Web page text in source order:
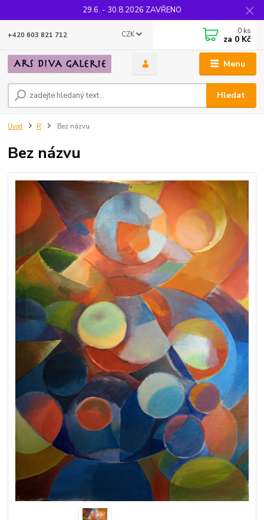
29.6. - 30.8.2026 ZAVŘENO
Menu
CZK
Hledat
+420 603 821 712 0 ks
za 0 Kč
Úvod R Bez názvu
Bez názvu